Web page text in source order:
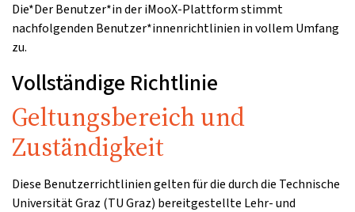
Die*Der Benutzer*in der iMooX-Plattform stimmt
nachfolgenden Benutzer*innenrichtlinien in vollem Umfang
zu.
Vollständige Richtlinie
Geltungsbereich und
Zuständigkeit
Diese Benutzerrichtlinien gelten für die durch die Technische
Universität Graz (TU Graz) bereitgestellte Lehr- und